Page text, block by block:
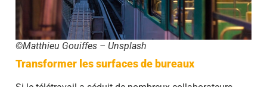
©Matthieu Gouiffes – Unsplash
Transformer les surfaces de bureaux